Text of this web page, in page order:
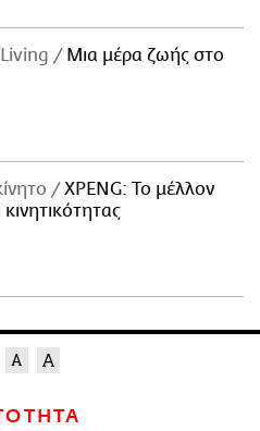
Μια μέρα ζωής στο
XPENG: Το μέλλον